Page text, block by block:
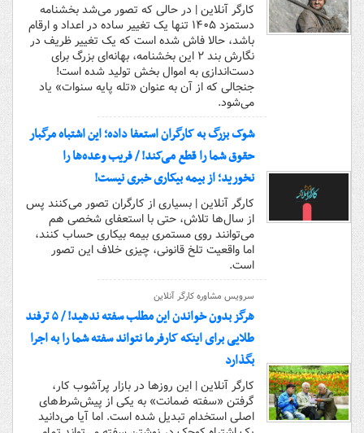
کارگر آنلاین | در حالی که تصور می‌شد بخشنامه
دستمزد ۱۴۰۵ تنها یک تغییر ساده در اعداد و ارقام
باشد، حالا فاش شده است که یک تغییر ظریف در
نگارش بند ۲ این بخشنامه، بهانه‌ای بزرگ برای
دست‌اندازی به اموال بخش تولید شده است!
جنجالی که از آن به عنوان «تله پایه سنوات» یاد
می‌شود.
شوک بزرگ به کارگران استعفا داده؛ این اشتباه مرگبار
حقوق شما را قطع می‌کند! / فریب وعده‌ها را
نخورید؛ از بیمه بیکاری خبری نیست!
کارگر آنلاین | بسیاری از کارگران تصور می‌کنند پس
از سال‌ها تلاش، حتی با استعفای شخصی هم
می‌توانند روی مستمری بیمه بیکاری حساب کنند،
اما واقعیت تلخ قانونی، چیزی خلاف این تصور
است.
سرویس مشاوره کارگر آنلاین
هرگز بدون خواندن این مطلب سفته ندهید! / ۵ ترفند
طلایی برای اینکه کارفرما نتواند سفته شما را به اجرا
بگذارد
کارگر آنلاین | این روزها در بازار پرآشوب کار،
گرفتن «سفته ضمانت» به یکی از پیش‌شرط‌های
اصلی استخدام تبدیل شده است. اما آیا می‌دانید